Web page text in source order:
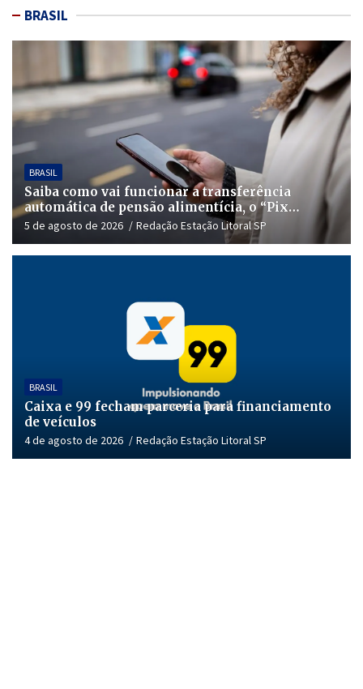
BRASIL
BRASIL
Saiba como vai funcionar a transferência
automática de pensão alimentícia, o “Pix
Pensão”
5 de agosto de 2026 Redação Estação Litoral SP
BRASIL
Caixa e 99 fecham parceria para financiamento
de veículos
4 de agosto de 2026 Redação Estação Litoral SP